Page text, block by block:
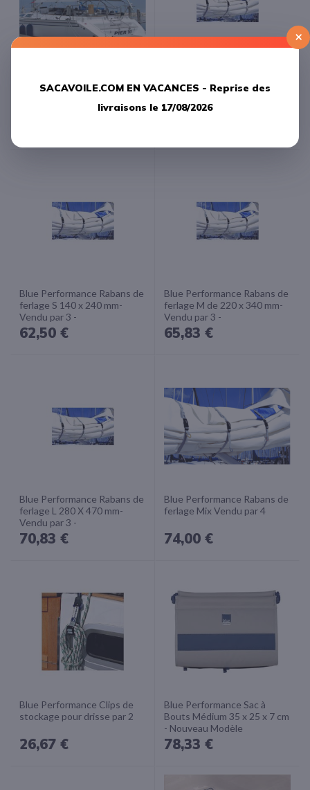
soleil standard small 3.00 m x
ferlage xs 140 X 240 mm -
60,00 €
Blue Performance Rabans de
ferlage S 140 x 240 mm-
Vendu par 3 -
62,50 €
Blue Performance Rabans de
ferlage M de 220 x 340 mm-
Vendu par 3 -
65,83 €
Blue Performance Rabans de
ferlage L 280 X 470 mm-
Vendu par 3 -
70,83 €
Blue Performance Rabans de
ferlage Mix Vendu par 4
74,00 €
Blue Performance Clips de
stockage pour drisse par 2
26,67 €
Blue Performance Sac à
Bouts Médium 35 x 25 x 7 cm
- Nouveau Modèle
78,33 €
×
SACAVOILE.COM EN VACANCES - Reprise des
livraisons le 17/08/2026